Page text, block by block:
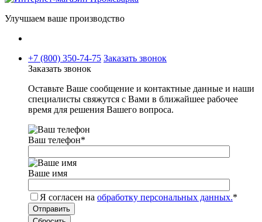
Улучшаем ваше производство
+7 (800) 350-74-75 Заказать звонок
Заказать звонок
Оставьте Ваше сообщение и контактные данные и наши
специалисты свяжутся с Вами в ближайшее рабочее
время для решения Вашего вопроса.
Ваш телефон*
Ваше имя
Я согласен на обработку персональных данных.*